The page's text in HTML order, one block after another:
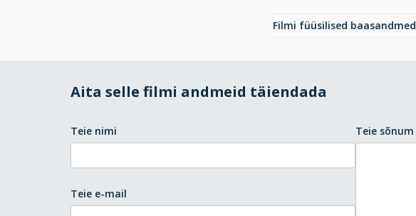
Filmi füüsilised baasandmed
Aita selle filmi andmeid täiendada
Teie nimi
Teie e-mail
Teie sõnum